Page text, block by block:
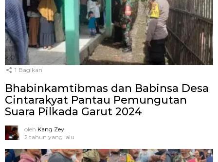
1 Bagikan
Bhabinkamtibmas dan Babinsa Desa
Cintarakyat Pantau Pemungutan
Suara Pilkada Garut 2024
oleh Kang Zey
2 tahun yang lalu